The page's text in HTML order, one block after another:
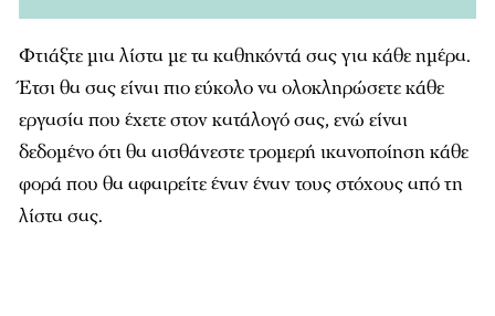
Φτιάξτε μια λίστα με τα καθηκόντά σας για κάθε ημέρα.
Έτσι θα σας είναι πιο εύκολο να ολοκληρώσετε κάθε
εργασία που έχετε στον κατάλογό σας, ενώ είναι
δεδομένο ότι θα αισθάνεστε τρομερή ικανοποίηση κάθε
φορά που θα αφαιρείτε έναν έναν τους στόχους από τη
λίστα σας.